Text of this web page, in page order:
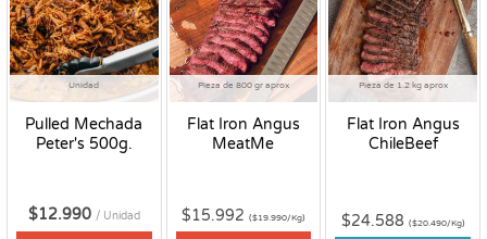
Unidad
Pulled Mechada
Peter's 500g.
$12.990 / Unidad
Pieza de 800 gr aprox
Flat Iron Angus
MeatMe
$15.992 ($19.990/Kg)
Pieza de 1.2 kg aprox
Flat Iron Angus
ChileBeef
$24.588 ($20.490/Kg)